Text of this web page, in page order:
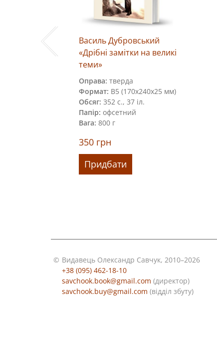
Василь Дубровський
«Дрібні замітки на великі
теми»
Оправа: тверда
Формат: В5 (170х240х25 мм)
Обсяг: 352 с., 37 іл.
Папір: офсетний
Вага: 800 г
350 грн
Придбати
© Видавець Олександр Савчук, 2010–2026
+38 (095) 462-18-10
savchook.book@gmail.com (директор)
savchook.buy@gmail.com (відділ збуту)